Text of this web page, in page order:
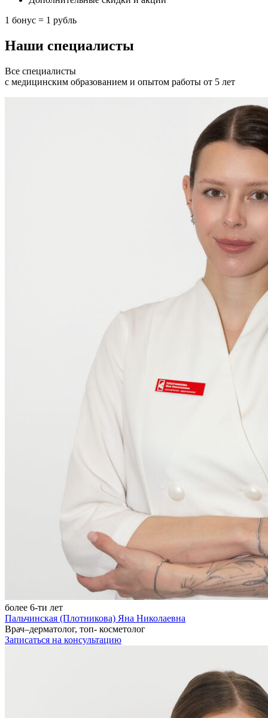
1 бонус = 1 рубль
Наши специалисты
Все специалисты
с медицинским образованием и опытом работы от 5 лет
более 6-ти лет
Пальчинская (Плотникова) Яна Николаевна
Врач–дерматолог, топ- косметолог
Записаться на консультацию